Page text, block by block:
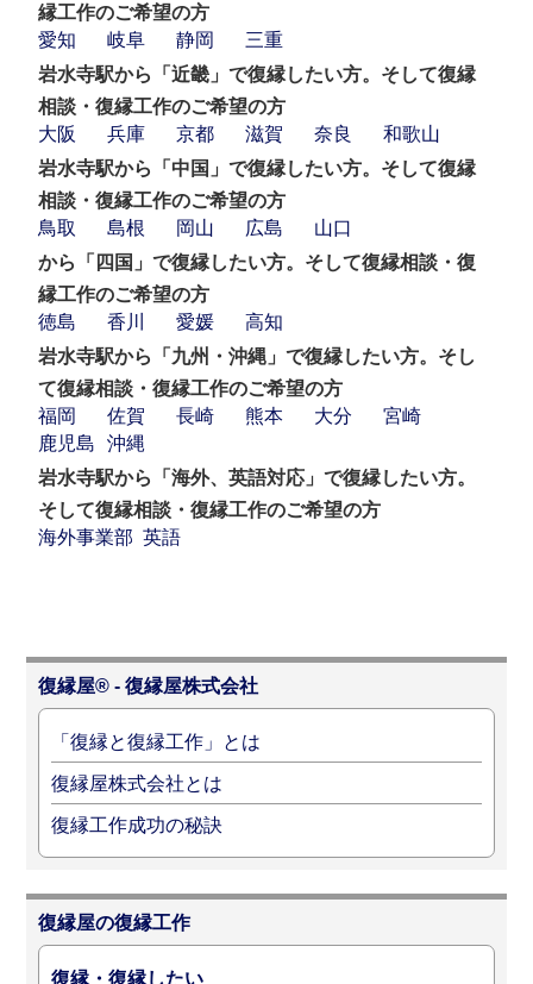
縁工作のご希望の方
愛知
岐阜 静岡
三重
岩水寺駅から「近畿」で復縁したい方。そして復縁
相談・復縁工作のご希望の方
大阪
兵庫 京都 滋賀 奈良
和歌山
岩水寺駅から「中国」で復縁したい方。そして復縁
相談・復縁工作のご希望の方
鳥取
島根 岡山 広島
山口
から「四国」で復縁したい方。そして復縁相談・復
縁工作のご希望の方
徳島
香川 愛媛
高知
岩水寺駅から「九州・沖縄」で復縁したい方。そし
て復縁相談・復縁工作のご希望の方
福岡
佐賀 長崎 熊本 大分
宮崎
鹿児島
沖縄
岩水寺駅から「海外、英語対応」で復縁したい方。
そして復縁相談・復縁工作のご希望の方
海外事業部 英語
復縁屋® - 復縁屋株式会社
「復縁と復縁工作」とは
復縁屋株式会社とは
復縁工作成功の秘訣
復縁屋の復縁工作
復縁・復縁したい